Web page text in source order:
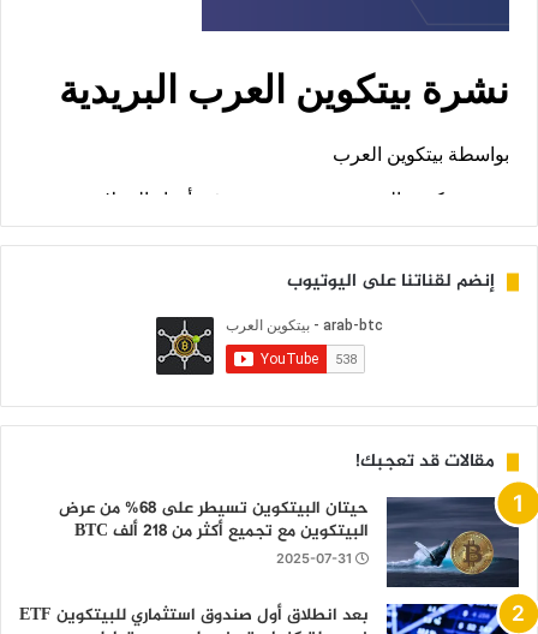
إنضم لقناتنا على اليوتيوب
مقالات قد تعجبك!
حيتان البيتكوين تسيطر على 68% من عرض
البيتكوين مع تجميع أكثر من 218 ألف BTC
2025-07-31
بعد انطلاق أول صندوق استثماري للبيتكوين ETF